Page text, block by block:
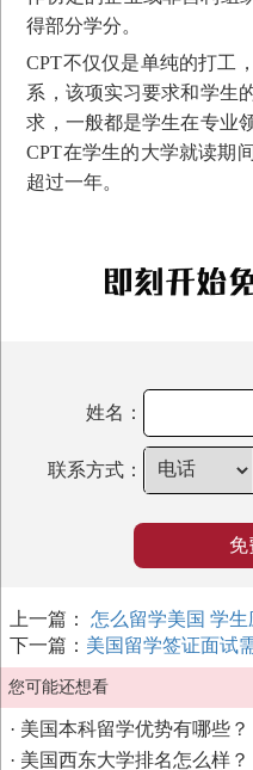
得部分学分。
CPT不仅仅是单纯的打工
系，该项实习要求和学生
求，一般都是学生在专业
CPT在学生的大学就读期
超过一年。
姓名：
联系方式：
免
上一篇：
怎么留学美国 学
下一篇： 美国留学签证面试
您可能还想看
· 美国本科留学优势有哪些？
· 美国西东大学排名怎么样？